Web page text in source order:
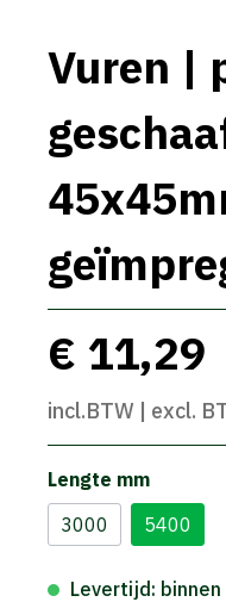
Vuren |
€ 11,29
incl.BTW | excl.
Lengte mm
3000
5400
Levertijd: